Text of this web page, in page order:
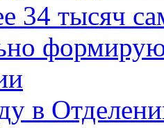
34 тысяч
в